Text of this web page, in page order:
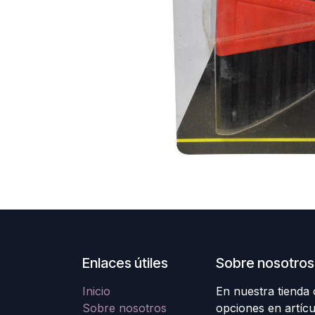
Enlaces útiles
Inicio
Sobre nosotros
Sobre nosotros
En nuestra tienda
opciones en